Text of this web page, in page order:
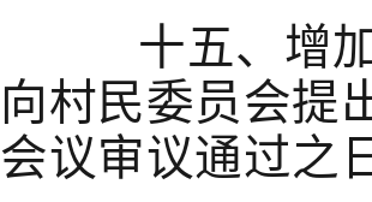
十五、增加
向村民委员会提
会议审议通过之